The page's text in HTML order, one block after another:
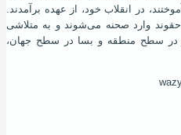
در انقلاب خود، از عهده برآمدند.
حقوند وارد صحنه می‌شوند و به متلاشی
سطح منطقه و بسا در سطح جهان،